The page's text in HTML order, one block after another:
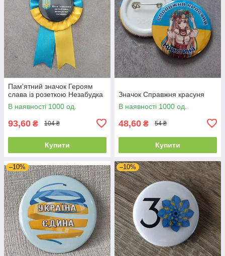
Пам'ятний значок Героям
слава із розеткою Незабудка
В наявності 1000 од.
93,60 ₴ 104 ₴
Купити
Значок Справжня красуня
В наявності 1000 од.
48,60 ₴ 54 ₴
Купити
–10% –10%